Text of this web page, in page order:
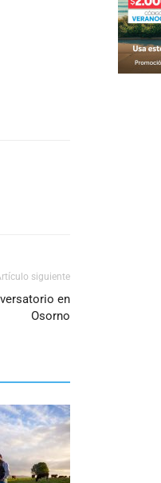
siguiente
en
Osorno